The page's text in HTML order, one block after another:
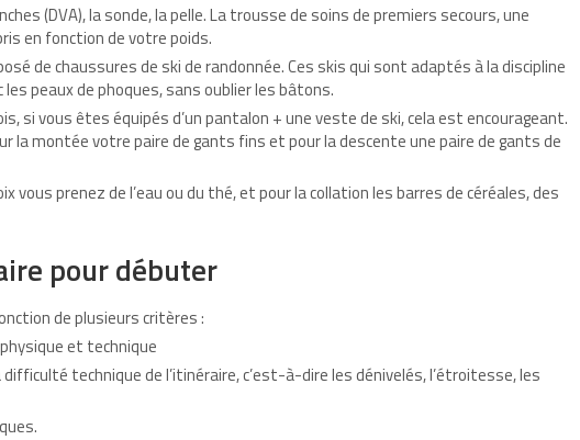
(DVA), la sonde, la pelle. La trousse de soins de premiers secours, une
en fonction de votre poids.
de chaussures de ski de randonnée. Ces skis qui sont adaptés à la discipline
peaux de phoques, sans oublier les bâtons.
si vous êtes équipés d’un pantalon + une veste de ski, cela est encourageant.
la montée votre paire de gants fins et pour la descente une paire de gants de
vous prenez de l’eau ou du thé, et pour la collation les barres de céréales, des
pour débuter
de plusieurs critères :
et technique
technique de l’itinéraire, c’est-à-dire les dénivelés, l’étroitesse, les